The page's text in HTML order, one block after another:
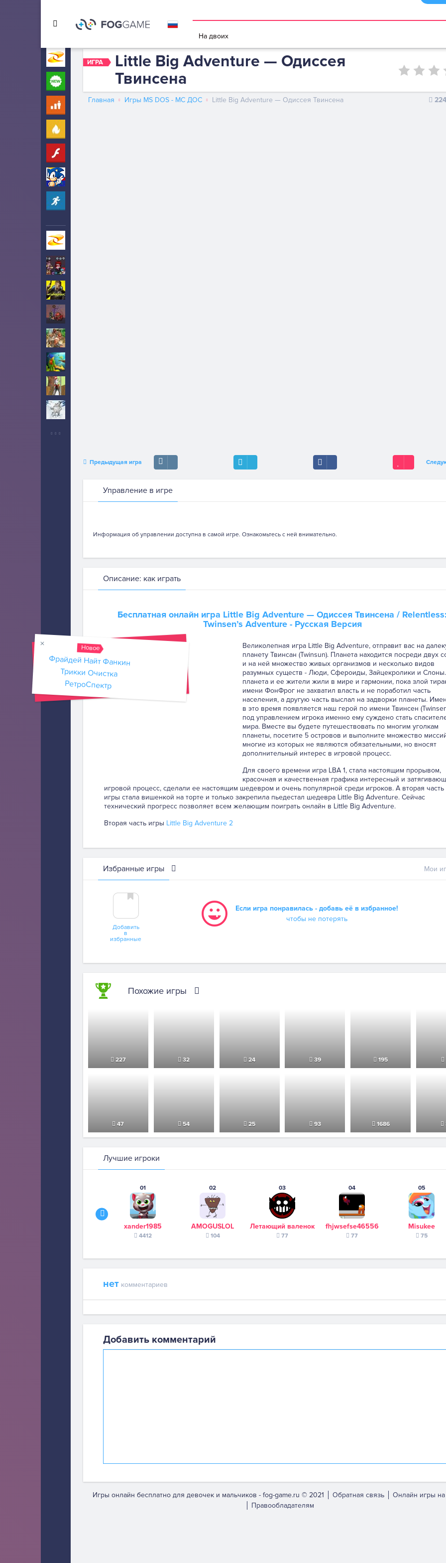
На двоих
Игры на Zarium 40000+
260
ИГРА
Little Big Adventure — Одиссея
Твинсена
Главная Игры MS DOS - МС ДОС Little Big Adventure — Одиссея Твинсена 224
Предыдущая игра
Управление в игре
Информация об управлении доступна в самой игре. Ознакомьтесь с ней внимательно.
Описание: как играть
Бесплатная онлайн игра Little Big Adventure — Одиссея Твинсена /
Twinsen’s Adventure - Русская Версия
Великолепная игра Little Big Adventure, отправит вас на
планету Твинсан (Twinsun). Планета находится посреди двух
и на ней множество живых организмов и несколько видов
разумных существ - Люди, Сфероиды, Зайцекролики и
планета и ее жители жили в мире и гармонии, пока злой
имени ФонФрог не захватил власть и не поработил часть
населения, а другую часть выслал на задворки планеты.
в это время появляется наш герой по имени Твинсен
под управлением игрока именно ему суждено стать
мира. Вместе вы будете путешествовать по многим уголкам
планеты, посетите 5 островов и выполните множество
многие из которых не являются обязательными, но вносят
дополнительный интерес в игровой процесс.
Для своего времени игра LBA 1, стала настоящим прорывом,
красочная и качественная графика интересный и
игровой процесс, сделали ее настоящим шедевром и очень популярной среди игроков. А вторая часть
игры стала вишенкой на торте и только закрепила пьедестал шедевра Little Big Adventure. Сейчас
технический прогресс позволяет всем желающим поиграть онлайн в Little Big Adventure.
Вторая часть игры Little Big Adventure 2
Избранные игры Мои
Добавить
в
избранные
Если игра понравилась - добавь её в избранное!
чтобы не потерять
Похожие игры
227 32 24 39 195
47 54 25 93 1686
Лучшие игроки
01
xander1985
4412
02
AMOGUSLOL
104
03
Летающий валенок
77
04
fhjwsefse46556
77
05
Misukee
75
нет комментариев
Добавить комментарий
Игры онлайн бесплатно для девочек и мальчиков - fog-game.ru © 2021 Обратная связь
Онлайн игры на
Правообладателям
Новое
Фрайдей Найт Фанкин
Трикки Очистка
РетроСпектр